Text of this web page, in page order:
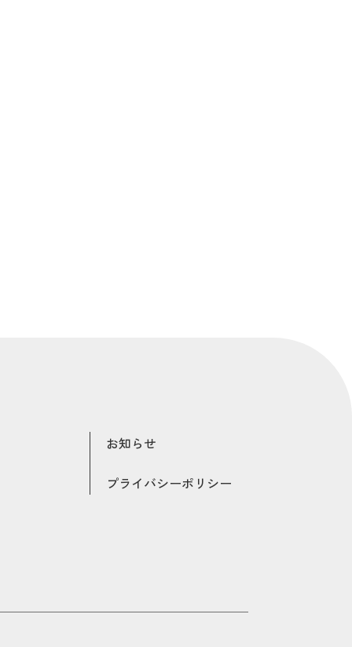
お知らせ
プライバシーポリシー